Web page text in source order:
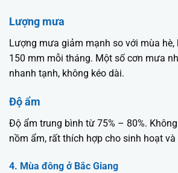
Lượng mưa
Lượng mưa giảm mạnh so với mùa
150 mm mỗi tháng. Một số cơn mưa
nhanh tạnh, không kéo dài.
Độ ẩm
Độ ẩm trung bình từ 75% – 80%.
nồm ẩm, rất thích hợp cho sinh hoạt và
4. Mùa đông ở Bắc Giang